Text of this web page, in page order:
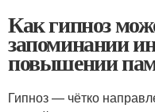
Как гипноз
запоминании
повышении
Гипноз — чётко